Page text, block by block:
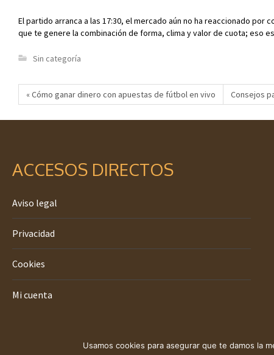
El partido arranca a las 17:30, el mercado aún no ha reaccionado
que te genere la combinación de forma, clima y valor de cuota; eso
Sin categoría
« Cómo ganar dinero con apuestas de fútbol en vivo Consejos
ACCESOS DIRECTOS
Aviso legal
Privacidad
Cookies
Mi cuenta
Usamos cookies para asegurar que te damos la